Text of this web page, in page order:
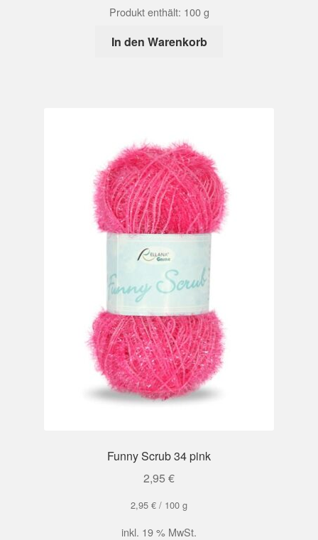
Produkt enthält: 100g
In den Warenkorb
Funny Scrub 34 pink
2,95 €
2,95 € / 100 g
inkl. 19 % MwSt.